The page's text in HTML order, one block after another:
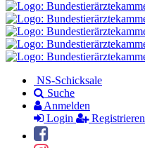
NS-Schicksale
Suche
Anmelden
Login
Registrieren